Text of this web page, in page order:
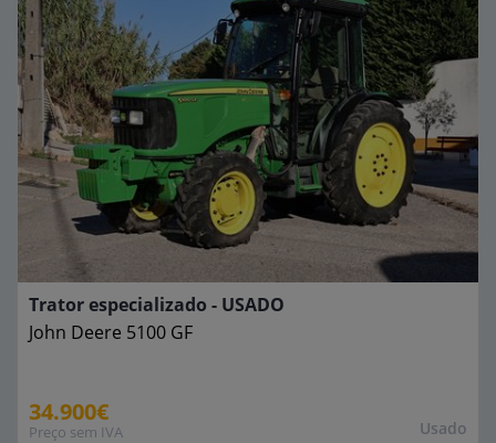
Usado
Trator especializado - USADO
John Deere 5100 GF
34.900€
Preço sem IVA